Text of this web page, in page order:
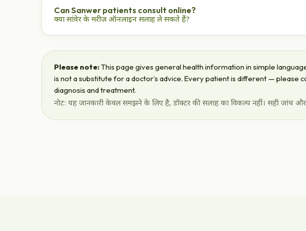
डॉ. हलदर पाइल्स केयर सेंटर, सपना संगीता रोड, इंदौर — पुरस्कृत आयुर्वेदिक इलाज।
Can Sanwer patients consult online?
क्या सांवेर के मरीज़ ऑनलाइन सलाह ले सकते हैं?
हाँ — ₹500 वीडियो सलाह और मुफ़्त दवा होम डिलीवरी।
Please note:This page gives general health information in simple
is not a substitute for a doctor’s advice. Every patient is different — please
diagnosis and treatment.
नोट: यह जानकारी केवल समझने के लिए है, डॉक्टर की सलाह का विकल्प नहीं। सही जांच